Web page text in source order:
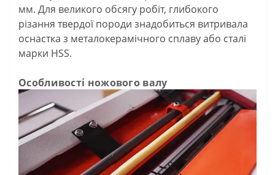
мм. Для великого обсягу робіт, глибокого
різання твердої породи знадобиться витривала
оснастка з металокерамічного сплаву або сталі
марки HSS.
Особливості ножового валу